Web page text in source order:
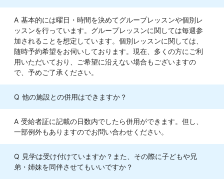
基本的には曜日・時間を決めてグループレッスンや個別レ
ッスンを行っています。グループレッスンに関しては毎週参
加されることを想定しています。個別レッスンに関しては、
随時予約希望をお伺いしております。現在、多くの方にご利
用いただいており、ご希望に沿えない場合もございますの
で、予めご了承ください。
他の施設との併用はできますか？
受給者証に記載の日数内でしたら併用ができます。但し、
一部例外もありますのでお問い合わせください。
見学は受け付けていますか？また、その際に子どもや兄
弟・姉妹を同伴させてもいいですか？